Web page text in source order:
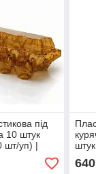
під
10 штук
шт/уп) |
для яєць